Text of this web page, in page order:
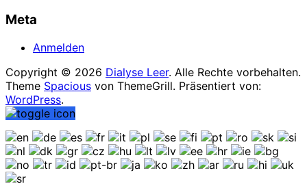
Meta
Anmelden
Copyright © 2026 Dialyse Leer. Alle Rechte vorbehalten.
Theme Spacious von ThemeGrill. Präsentiert von:
WordPress.